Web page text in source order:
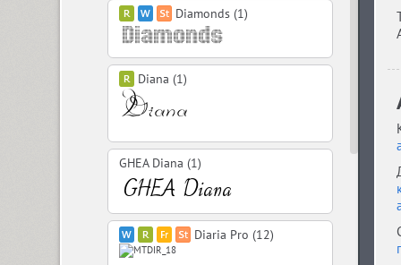
Diamonds (1)
Diana (1)
GHEA Diana (1)
Diaria Pro (12)